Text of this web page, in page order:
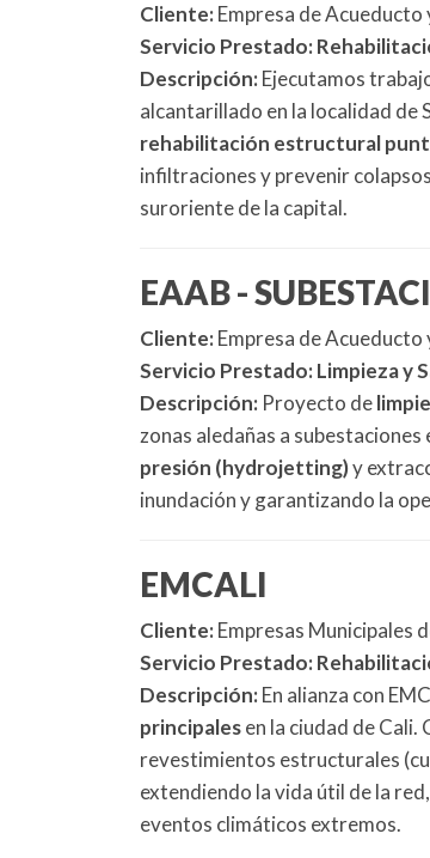
Cliente: Empresa de
Servicio Prestado:
Descripción: Ejecutamos
alcantarillado en la localidad de
rehabilitación estructural
infiltraciones y prevenir
suroriente de la capital.
EAAB -
Cliente: Empresa de
Servicio Prestado: Limpieza y
Descripción: Proyecto de
zonas aledañas a
presión (hydrojetting)y
inundación y garantizando la
EMCALI
Cliente: Empresas Municipales
Servicio Prestado:
Descripción: En alianza con
principalesen la ciudad de Cali.
revestimientos estructurales
extendiendo la vida útil de la
eventos climáticos extremos.